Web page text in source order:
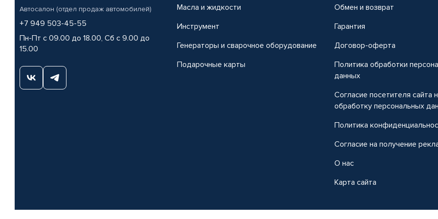
Автосалон (отдел продаж автомобилей)
+7 949 503-45-55
Пн-Пт с 09.00 до 18.00, Сб с 9.00 до
15.00
Масла и жидкости
Инструмент
Генераторы и сварочное оборудование
Подарочные карты
Обмен и возврат
Гарантия
Договор-оферта
Политика обработки
данных
Согласие посетителя сайта
обработку персональных
Политика
Согласие на получение
О нас
Карта сайта